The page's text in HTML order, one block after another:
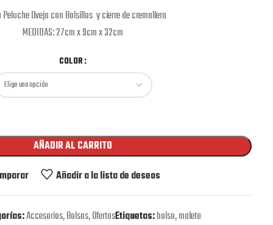
Peluche Oveja con Bolsillos y cierre de cremallera
MEDIDAS: 27cm x 9cm x 32cm
COLOR
AÑADIR AL CARRITO
Añadir a la lista de deseos
Accesorios,Bolsos,OfertasEtiquetas:bolso,maleta